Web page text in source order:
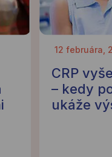
12 februára,
CRP
– kedy
ukáže